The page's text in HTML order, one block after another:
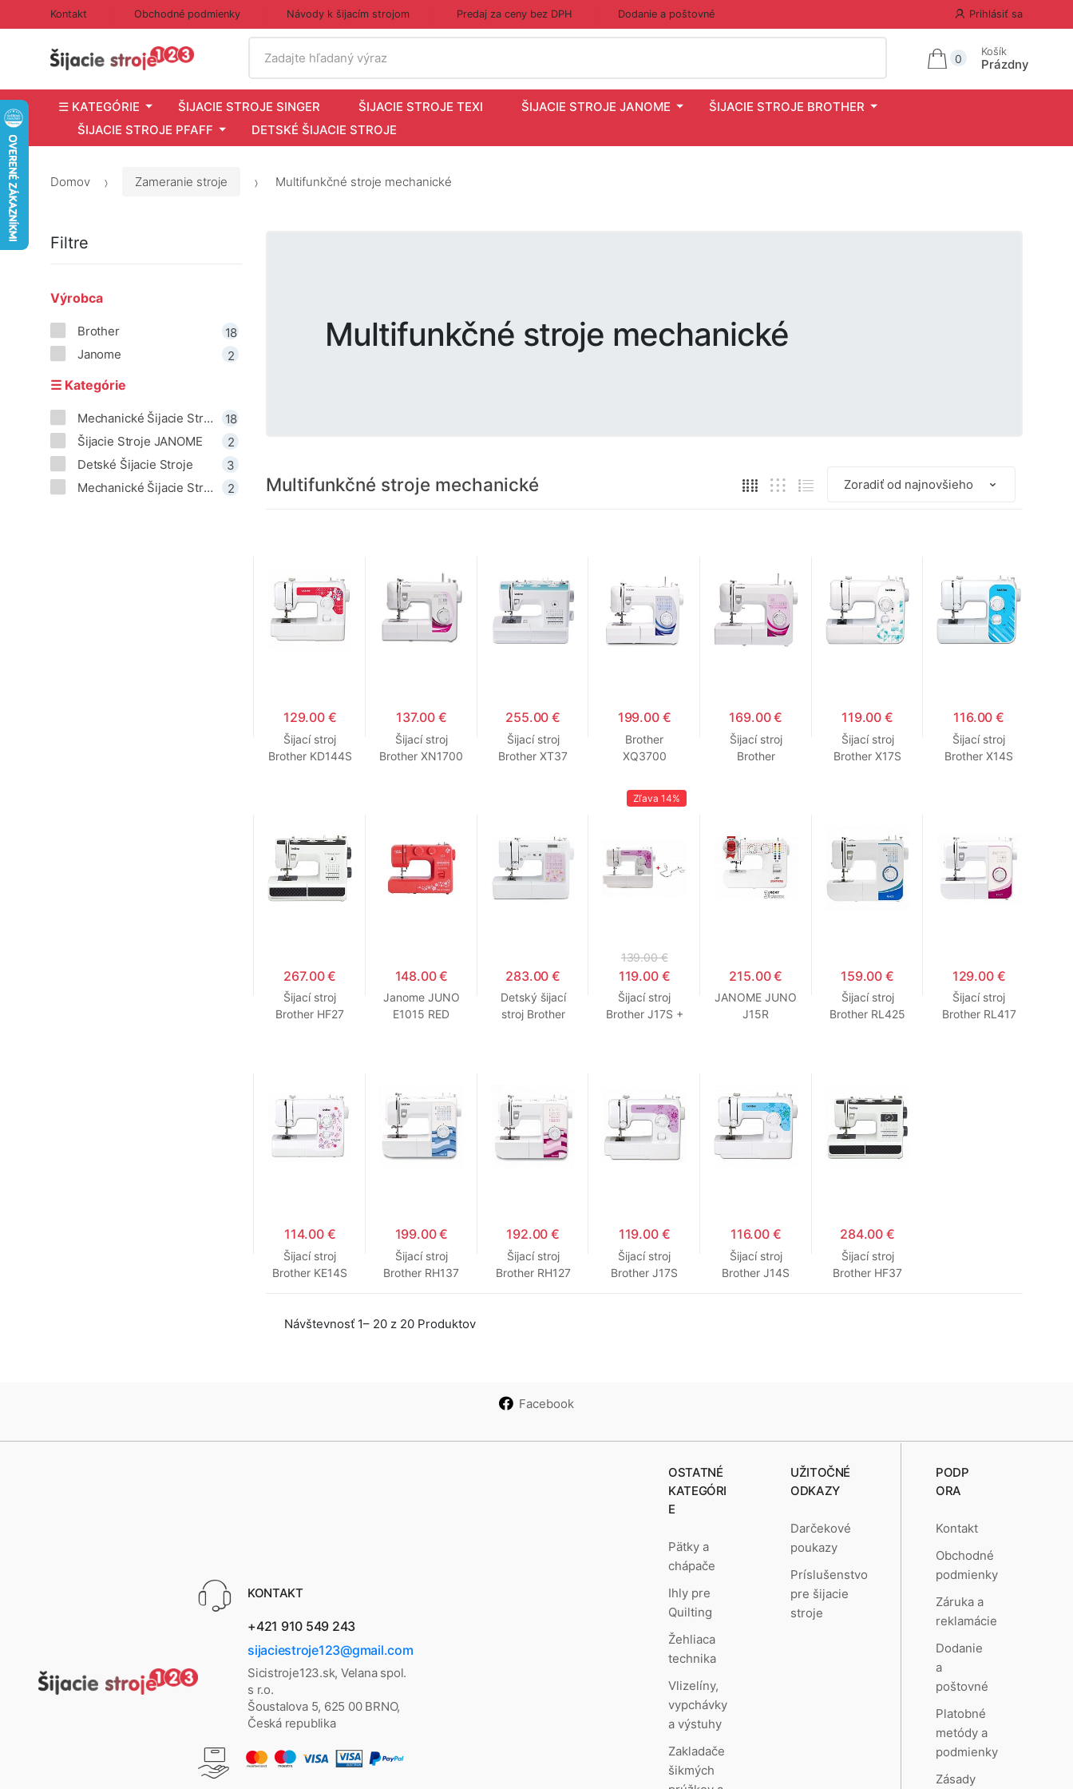
Kontakt Obchodné podmienky Návody k šijacím strojom Predaj za ceny bez DPH Dodanie a poštovné Prihlásiť sa
Zadajte hľadaný výraz
0
Košík
Prázdny
☰ KATEGÓRIE ŠIJACIE STROJE SINGER ŠIJACIE STROJE TEXI ŠIJACIE STROJE JANOME
ŠIJACIE STROJE BROTHER
ŠIJACIE STROJE PFAFF
DETSKÉ ŠIJACIE STROJE
Domov Zameranie stroje Multifunkčné stroje mechanické
Multifunkčné stroje mechanické
Multifunkčné stroje mechanické
129.00 €
Šijací stroj
Brother KD144S
137.00 €
Šijací stroj
Brother XN1700
255.00 €
Šijací stroj
Brother XT37
199.00 €
Brother
XQ3700
169.00 €
Šijací stroj
Brother
119.00 €
Šijací stroj
Brother X17S
116.00 €
Šijací stroj
Brother X14S
267.00 €
Šijací stroj
Brother HF27
148.00 €
Janome JUNO
E1015 RED
283.00 €
Detský šijací
stroj Brother
Zľava14%
139.00 €
119.00 €
Šijací stroj
Brother J17S +
215.00 €
JANOME JUNO
J15R
159.00 €
Šijací stroj
Brother RL425
129.00 €
Šijací stroj
Brother RL417
114.00 €
Šijací stroj
Brother KE14S
199.00 €
Šijací stroj
Brother RH137
192.00 €
Šijací stroj
Brother RH127
119.00 €
Šijací stroj
Brother J17S
116.00 €
Šijací stroj
Brother J14S
284.00 €
Šijací stroj
Brother HF37
Návštevnosť 1– 20 z 20 Produktov
Filtre
Výrobca
Brother
18
Janome
2
☰ Kategórie
Mechanické Šijacie Stroje BROTHER
18
Šijacie Stroje JANOME
2
Detské Šijacie Stroje
3
Mechanické Šijacie Stroje Janome
2
Facebook
KONTAKT
+421 910 549 243
sijaciestroje123@gmail.com
Sicistroje123.sk, Velana spol.
s r.o.
Šoustalova 5, 625 00 BRNO,
Česká republika
OSTATNÉ
KATEGÓRI
E
Pätky a
chápače
Ihly pre
Quilting
Žehliaca
technika
Vlizelíny,
vypchávky
a výstuhy
Zakladače
šikmých
UŽITOČNÉ
ODKAZY
Darčekové
poukazy
Príslušenstvo
pre šijacie
stroje
PODP
ORA
Kontakt
Obchodné
podmienky
Záruka a
reklamácie
Dodanie
a
poštovné
Platobné
metódy a
podmienky
Zásady